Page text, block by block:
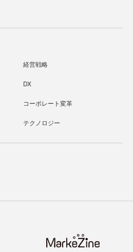
経営戦略
DX
コーポレート変革
テクノロジー